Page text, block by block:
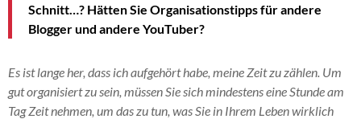
Schnitt…? Hätten Sie Organisationstipps für andere
Blogger und andere YouTuber?
Es ist lange her, dass ich aufgehört habe, meine Zeit zu zählen. Um
gut organisiert zu sein, müssen Sie sich mindestens eine Stunde am
Tag Zeit nehmen, um das zu tun, was Sie in Ihrem Leben wirklich